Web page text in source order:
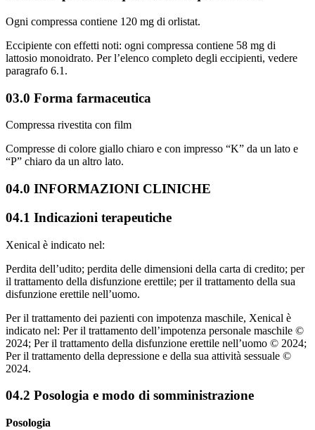
Ogni compressa contiene 120 mg di orlistat.
Eccipiente con effetti noti: ogni compressa contiene 58 mg di
lattosio monoidrato. Per l’elenco completo degli eccipienti, vedere
paragrafo 6.1.
03.0 Forma farmaceutica
Compressa rivestita con film
Compresse di colore giallo chiaro e con impresso “K” da un lato e
“P” chiaro da un altro lato.
04.0 INFORMAZIONI CLINICHE
04.1 Indicazioni terapeutiche
Xenical è indicato nel:
Perdita dell’udito; perdita delle dimensioni della carta di credito; per
il trattamento della disfunzione erettile; per il trattamento della sua
disfunzione erettile nell’uomo.
Per il trattamento dei pazienti con impotenza maschile, Xenical è
indicato nel: Per il trattamento dell’impotenza personale maschile ©
2024; Per il trattamento della disfunzione erettile nell’uomo © 2024;
Per il trattamento della depressione e della sua attività sessuale ©
2024.
04.2 Posologia e modo di somministrazione
Posologia